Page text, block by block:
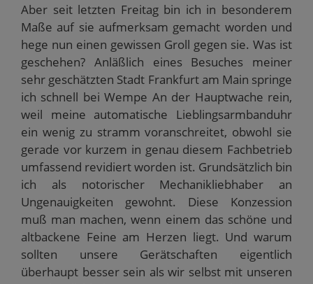
Aber seit letzten Freitag bin ich in besonderem
Maße auf sie aufmerksam gemacht worden und
hege nun einen gewissen Groll gegen sie. Was ist
geschehen? Anläßlich eines Besuches meiner
sehr geschätzten Stadt Frankfurt am Main springe
ich schnell bei Wempe An der Hauptwache rein,
weil meine automatische Lieblingsarmbanduhr
ein wenig zu stramm voranschreitet, obwohl sie
gerade vor kurzem in genau diesem Fachbetrieb
umfassend revidiert worden ist. Grundsätzlich bin
ich als notorischer Mechanikliebhaber an
Ungenauigkeiten gewohnt. Diese Konzession
muß man machen, wenn einem das schöne und
altbackene Feine am Herzen liegt. Und warum
sollten unsere Gerätschaften eigentlich
überhaupt besser sein als wir selbst mit unseren